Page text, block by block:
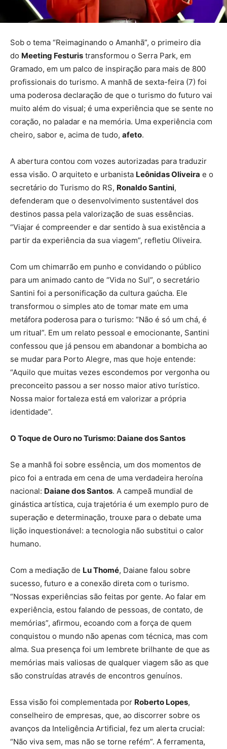
Sob o tema “Reimaginando o Amanhã”, o primeiro dia
do Meeting Festuris transformou o Serra Park, em
Gramado, em um palco de inspiração para mais de 800
profissionais do turismo. A manhã de sexta-feira (7) foi
uma poderosa declaração de que o turismo do futuro vai
muito além do visual; é uma experiência que se sente no
coração, no paladar e na memória. Uma experiência com
cheiro, sabor e, acima de tudo, afeto.
A abertura contou com vozes autorizadas para traduzir
essa visão. O arquiteto e urbanista Leônidas Oliveira e o
secretário do Turismo do RS, Ronaldo Santini,
defenderam que o desenvolvimento sustentável dos
destinos passa pela valorização de suas essências.
“Viajar é compreender e dar sentido à sua existência a
partir da experiência da sua viagem”, refletiu Oliveira.
Com um chimarrão em punho e convidando o público
para um animado canto de “Vida no Sul”, o secretário
Santini foi a personificação da cultura gaúcha. Ele
transformou o simples ato de tomar mate em uma
metáfora poderosa para o turismo: “Não é só um chá, é
um ritual”. Em um relato pessoal e emocionante, Santini
confessou que já pensou em abandonar a bombicha ao
se mudar para Porto Alegre, mas que hoje entende:
“Aquilo que muitas vezes escondemos por vergonha ou
preconceito passou a ser nosso maior ativo turístico.
Nossa maior fortaleza está em valorizar a própria
identidade”.
O Toque de Ouro no Turismo: Daiane dos Santos
Se a manhã foi sobre essência, um dos momentos de
pico foi a entrada em cena de uma verdadeira heroína
nacional: Daiane dos Santos. A campeã mundial de
ginástica artística, cuja trajetória é um exemplo puro de
superação e determinação, trouxe para o debate uma
lição inquestionável: a tecnologia não substitui o calor
humano.
Com a mediação de Lu Thomé, Daiane falou sobre
sucesso, futuro e a conexão direta com o turismo.
“Nossas experiências são feitas por gente. Ao falar em
experiência, estou falando de pessoas, de contato, de
memórias”, afirmou, ecoando com a força de quem
conquistou o mundo não apenas com técnica, mas com
alma. Sua presença foi um lembrete brilhante de que as
memórias mais valiosas de qualquer viagem são as que
são construídas através de encontros genuínos.
Essa visão foi complementada por Roberto Lopes,
conselheiro de empresas, que, ao discorrer sobre os
avanços da Inteligência Artificial, fez um alerta crucial:
“Não viva sem, mas não se torne refém”. A ferramenta,